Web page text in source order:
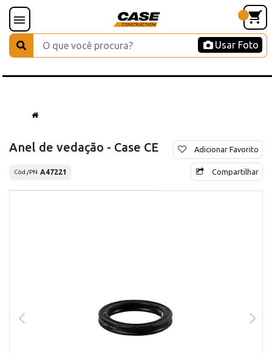
Usar Foto
Anel de vedação - Case CE
Cód./PN A47221
Adicionar Favorito
Compartilhar